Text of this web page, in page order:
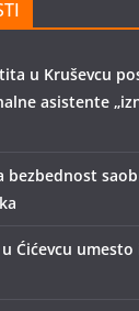
u Kruševcu
asistente
bezbednost
Ćićevcu